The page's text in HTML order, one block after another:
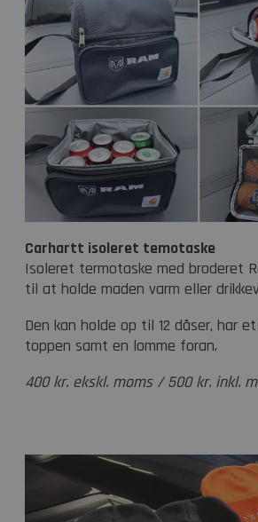
Carhartt isoleret temotaske
Isoleret termotaske med broderet
til at holde maden varm eller
Den kan holde op til 12 dåser, har
toppen samt en lomme foran.
400 kr. ekskl. moms / 500 kr. inkl.